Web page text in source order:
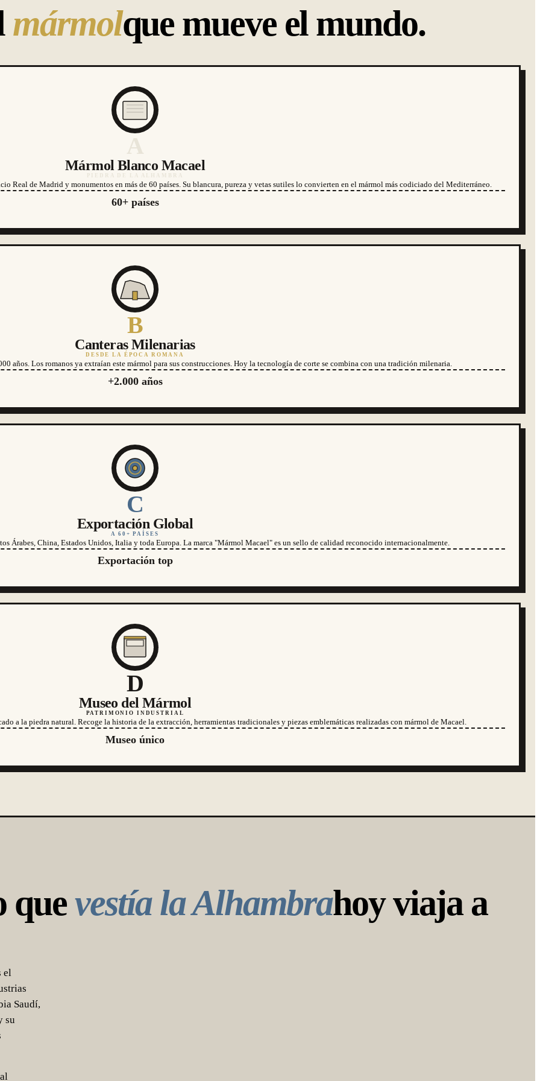
mármolque mueve el mundo.
A
Mármol Blanco Macael
PIEDRA DE LA ALHAMBRA
Real de Madrid y monumentos en más de 60 países. Su blancura, pureza y vetas sutiles lo convierten en el mármol más codiciado del Mediterráneo.
60+ países
B
Canteras Milenarias
DESDE LA ÉPOCA ROMANA
años. Los romanos ya extraían este mármol para sus construcciones. Hoy la tecnología de corte se combina con una tradición milenaria.
+2.000 años
C
Exportación Global
A 60+ PAÍSES
Árabes, China, Estados Unidos, Italia y toda Europa. La marca "Mármol Macael" es un sello de calidad reconocido internacionalmente.
Exportación top
D
Museo del Mármol
PATRIMONIO INDUSTRIAL
a la piedra natural. Recoge la historia de la extracción, herramientas tradicionales y piezas emblemáticas realizadas con mármol de Macael.
Museo único
quevestía la Alhambrahoy viaja a
el
Saudí,
su